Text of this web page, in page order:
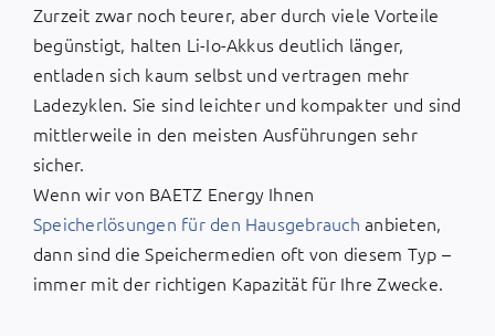
Zurzeit zwar noch teurer, aber durch viele Vorteile
begünstigt, halten Li-Io-Akkus deutlich länger,
entladen sich kaum selbst und vertragen mehr
Ladezyklen. Sie sind leichter und kompakter und sind
mittlerweile in den meisten Ausführungen sehr
sicher.
Wenn wir von BAETZ Energy Ihnen
Speicherlösungen für den Hausgebrauch anbieten,
dann sind die Speichermedien oft von diesem Typ –
immer mit der richtigen Kapazität für Ihre Zwecke.